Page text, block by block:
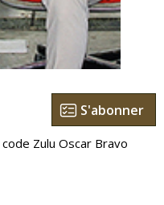
S'abonner
Zulu Oscar Bravo